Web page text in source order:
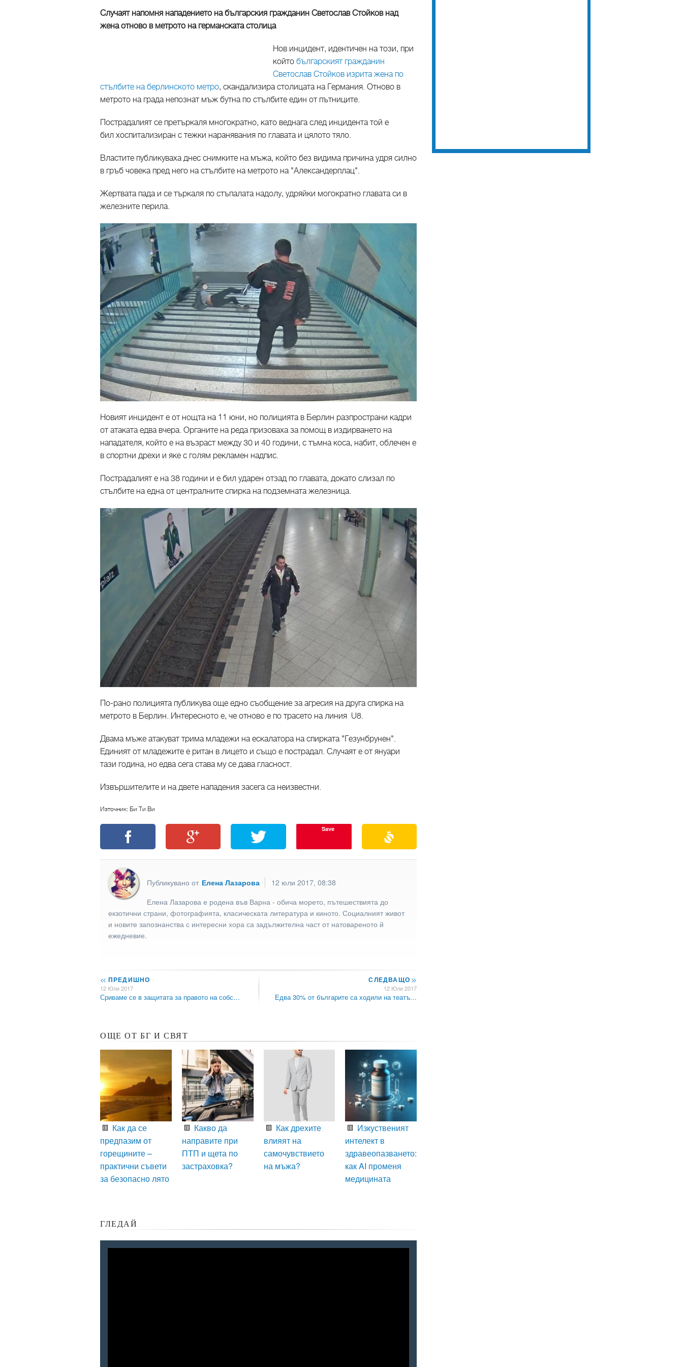
Случаят напомня нападението на българския гражданин Светослав Стойков над
жена отново в метрото на германската столица
Нов инцидент, идентичен на този, при
който българският гражданин
Светослав Стойков изрита жена по
стълбите на берлинското метро, скандализира столицата на Германия. Отново в
метрото на града непознат мъж бутна по стълбите един от пътниците.
Пострадалият се претъркаля многократно, като веднага след инцидента той е
бил хоспитализиран с тежки наранявания по главата и цялото тяло.
Властите публикуваха днес снимките на мъжа, който без видима причина удря силно
в гръб човека пред него на стълбите на метрото на "Александерплац".
Жертвата пада и се търкаля по стъпалата надолу, удряйки могократно главата си в
железните перила.
Новият инцидент е от нощта на 11 юни, но полицията в Берлин разпространи кадри
от атаката едва вчера. Органите на реда призоваха за помощ в издирването на
нападателя, който е на възраст между 30 и 40 години, с тъмна коса, набит, облечен е
в спортни дрехи и яке с голям рекламен надпис.
Пострадалият е на 38 години и е бил ударен отзад по главата, докато слизал по
стълбите на една от централните спирка на подземната железница.
По-рано полицията публикува още едно съобщение за агресия на друга спирка на
метрото в Берлин. Интересното е, че отново е по трасето на линия U8.
Двама мъже атакуват трима младежи на ескалатора на спирката "Гезунбрунен".
Единият от младежите е ритан в лицето и също е пострадал. Случаят е от януари
тази година, но едва сега става му се дава гласност.
Извършителите и на двете нападения засега са неизвестни.
Източник: Би Ти Ви
Save
Публикувано от Елена Лазарова
12 юли 2017, 08:38
Елена Лазарова е родена във Варна - обича морето, пътешествията до
екзотични страни, фотографията, класическата литература и киното. Социалният живот
и новите запознанства с интересни хора са задължителна част от натовареното й
ежедневие.
<< ПРЕДИШНО
12 Юли 2017
Сриваме се в защитата за правото на собс…
СЛЕДВАЩО>>
12 Юли 2017
Едва 30% от българите са ходили на театъ…
ОЩЕ ОТ БГ И СВЯТ
Как да се
предпазим от
горещините –
практични съвети
за безопасно лято
Какво да
направите при
ПТП и щета по
застраховка?
Как дрехите
влияят на
самочувствието
на мъжа?
Изкуственият
интелект в
здравеопазването:
как AI променя
медицината
ГЛЕДАЙ